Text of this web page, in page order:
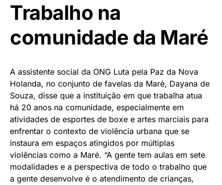
Trabalho na
comunidade da Maré
A assistente social da ONG Luta pela Paz da Nova
Holanda, no conjunto de favelas da Maré, Dayana de
Souza, disse que a instituição em que trabalha atua
há 20 anos na comunidade, especialmente em
atividades de esportes de boxe e artes marciais para
enfrentar o contexto de violência urbana que se
instaura em espaços atingidos por múltiplas
violências como a Maré. “A gente tem aulas em sete
modalidades e a perspectiva de todo o trabalho que
a gente desenvolve é o atendimento de crianças,